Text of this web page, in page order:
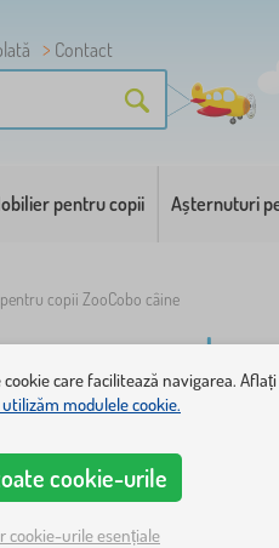
Contact
pentru copii Așternuturi
copii ZooCobo câine
câine
care facilitează navigarea.
modulele cookie.
cookie-urile
cookie-urile esențiale